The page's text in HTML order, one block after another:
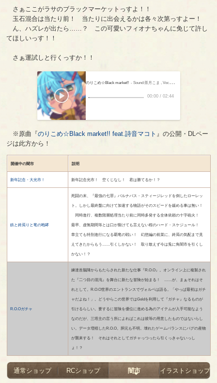
さぁここがラサのブラックマーケットっすよ！！
玉石混合は当たり前！ 当たりに出会えるかは各々次第っすよー！
ん、ハズレが出たら……？ この可愛いフィオナちゃんに免じて許し
てほしいっす！！
さぁ運試しと行くっすか！！
のりこめ☆Black market!! - Sound:茶月こま , Vocal:来海 純
00:00/ 02:44
※原曲『のりこめ☆Black market!! feat.詩音マコト 』の公開・DLペー
ジは此方から！
開催中の闇市 説明
新年記念・大光市！ 新年記念光市！ 空くじなし！ 君は勝てるか！？
鉄と終焉りと竜の咆哮
死闘の末、『最強の七罪』バルナバス・スティージレッドを倒したローレッ
ト。しかし最終盤に向けて加速する物語がそのスピードを緩める事は無い！
同時進行、複数階層処理当たり前に同時多発する全体依頼の十字砲火！
最早、虚無期間等とは口が裂けても言えない程のハード・スケジュール！
章立ても特別進行になる覇竜の戦い！ 幻想編の前菜に、終焉の気配まで見
えてきたからもう……引くしかない！ 取り敢えず今は兎に角闇市を引くし
かない！？
R.O.Oガチャ
練達首脳陣からもたらされた新たな仕事『R.O.O』。オンライン上に複製され
た『二つ目の混沌』を舞台に新たな冒険が始まる！ ……が、まぁそれはそ
れとして。R.O.O世界のエントランスでヴォルペは語る。「やっぱ最初はガチ
ャだよね！」。どうやらこの世界ではGoldを利用して『ガチャ』なるものが
引けるらしい。要するに冒険を優位に進める為のアイテムが入手可能なよう
なのだが、三塔主の言う所によればこれは彼等の用意したものではないらし
い。データ増殖したR.O.O。胴元も不明。壊れたゲームバランスにバグの産物
が襲来する！ それはそれとしてガチャっつったら引くっきゃないっし
ょ！？
通常ショップ RCショップ 闇市 イラストショップ